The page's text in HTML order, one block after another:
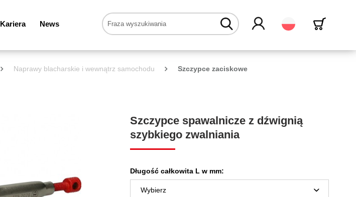
Kariera News Polski
Naprawy blacharskie i wewnątrz samochodu Szczypce zaciskowe
Szczypce spawalnicze z dźwignią
szybkiego zwalniania
Długość całkowita L w mm: